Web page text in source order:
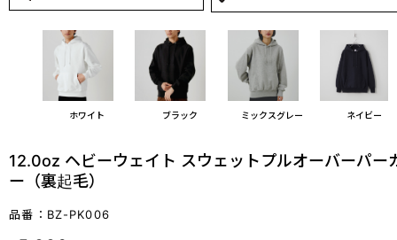
ホワイト ブラック ミックスグレー ネイビー
12.0oz ヘビーウェイト スウェットプルオーバーパー
ー（裏起毛）
品番：BZ-PK006